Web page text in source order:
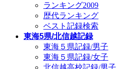
ランキング2009
歴代ランキング
ベスト記録検索
東海5県/北信越記録
東海５県記録/男子
東海５県記録/女子